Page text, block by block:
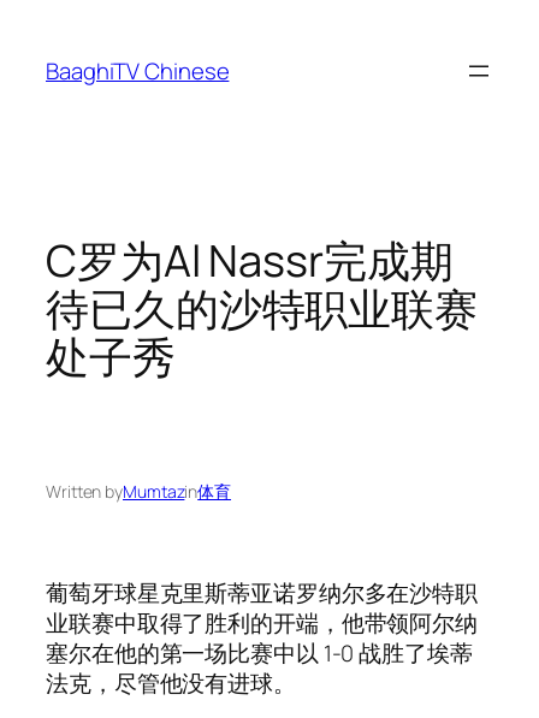
content
BaaghiTV Chinese
C罗为Al Nassr完成期
待已久的沙特职业联赛
处子秀
Written byMumtazin体育
葡萄牙球星克里斯蒂亚诺罗纳尔多在沙特职
业联赛中取得了胜利的开端，他带领阿尔纳
塞尔在他的第一场比赛中以 1-0 战胜了埃蒂
法克，尽管他没有进球。